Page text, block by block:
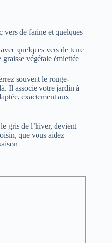
vers de farine et quelques
avec quelques vers de terre
végétale émiettée
souvent le rouge-
Il associe votre jardin à
exactement aux
gris de l’hiver, devient
que vous aidez